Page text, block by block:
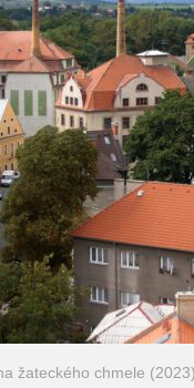
žateckého chmele